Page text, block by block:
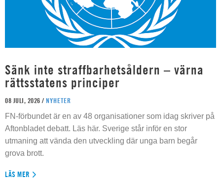
Sänk inte straffbarhetsåldern – värna
rättsstatens principer
08 JULI, 2026 / NYHETER
FN-förbundet är en av 48 organisationer som idag skriver på
Aftonbladet debatt. Läs här. Sverige står inför en stor
utmaning att vända den utveckling där unga barn begår
grova brott.
LÄS MER